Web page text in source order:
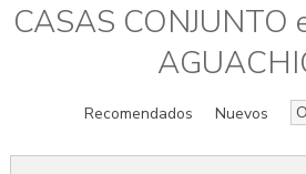
CASAS CONJUNTO
Recomendados Nuevos